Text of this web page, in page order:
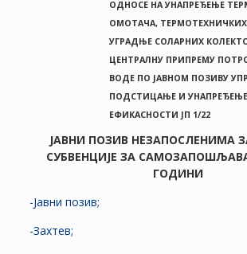
ОДНОСЕ НА УНАПРЕЂЕЊЕ
ОМОТАЧА,
УГРАДЊЕ СОЛАРНИХ
ЦЕНТРАЛНУ ПРИПРЕМУ
ВОДЕ ПО ЈАВНОМ ПОЗИВУ
ПОДСТИЦАЊЕ И УНАПРЕЂЕЊЕ
ЕФИКАСНОСТИ ЈП 1/22
ЈАВНИ ПОЗИВ НЕЗАПОСЛЕНИМА
СУБВЕНЦИЈЕ ЗА
ГОДИНИ
-Јавни позив;
-Захтев;